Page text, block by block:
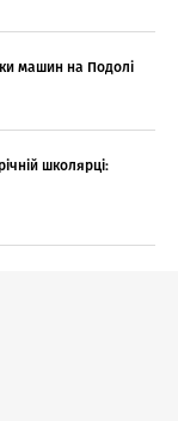
машин на Подолі
школярці: